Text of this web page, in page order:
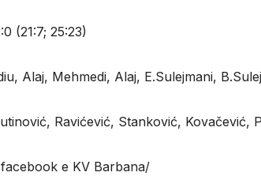
(21:7; 25:23)
Alaj, Mehmedi, Alaj, E.Sulejmani,
Ravićević, Stanković, Kovačević,
e KV Barbana/